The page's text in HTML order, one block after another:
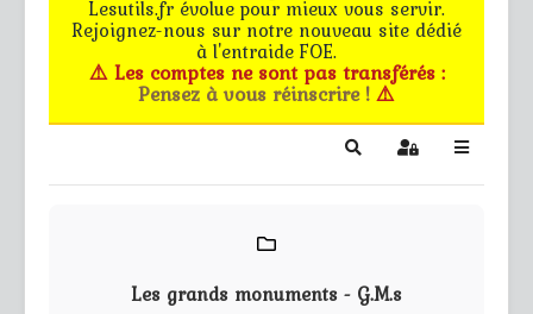
Le forum
Les G.M.s
Lesutils.fr évolue pour mieux vous servir.
Rejoignez-nous sur notre nouveau site dédié
à l'entraide FOE.
⚠️ Les comptes ne sont pas transférés :
Pensez à vous réinscrire !⚠️
SearchSign In
Les grands monuments - G.M.s